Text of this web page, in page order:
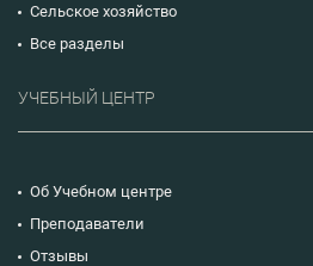
Сельское хозяйство
Все разделы
УЧЕБНЫЙ ЦЕНТР
Об Учебном центре
Преподаватели
Отзывы